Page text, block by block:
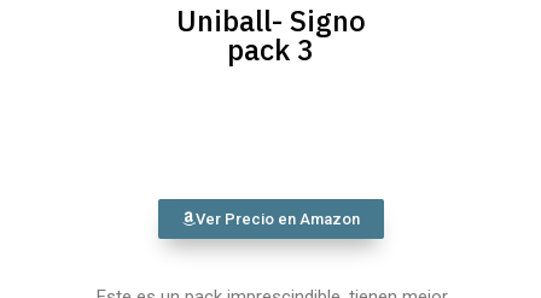
Uniball- Signo
pack 3
Ver Precio en Amazon